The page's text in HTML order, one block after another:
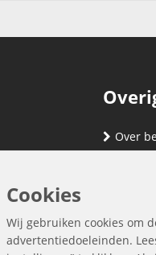
Over
Cookies
Wij gebruiken cookies om
advertentiedoeleinden.